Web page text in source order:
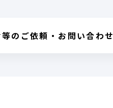
のご依頼・お問い合わせ